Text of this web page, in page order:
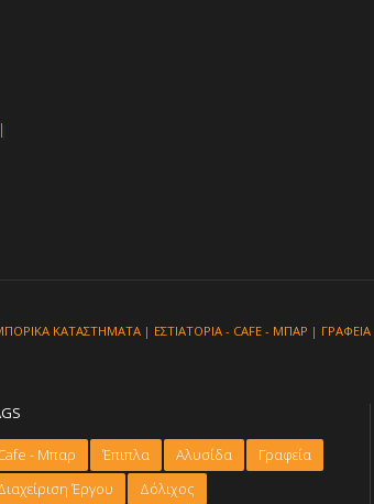
|
ΚΑΤΑΣΤΗΜΑΤΑ | ΕΣΤΙΑΤΟΡΙΑ - CAFE - ΜΠΑΡ |
- Μπαρ Έπιπλα Αλυσίδα
Γραφεία
Έργου
Δόλιχος